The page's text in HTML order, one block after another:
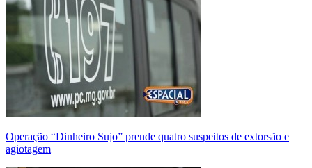
Operação “Dinheiro Sujo” prende quatro suspeitos de extorsão e
agiotagem